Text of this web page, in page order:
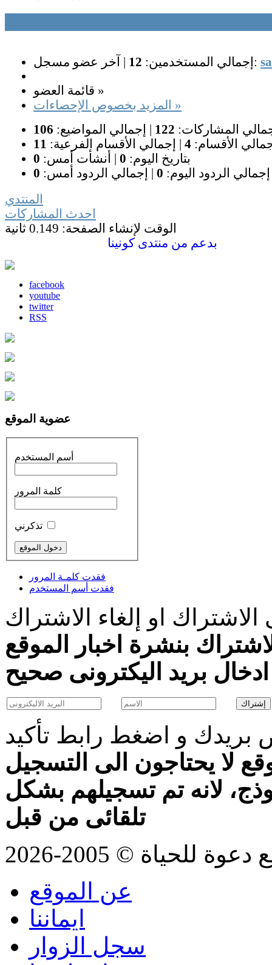
إجمالي المستخدمين: 12 آخر عضو مسجل:
قائمة العضو »
المزيد بخصوص الإحصاءات »
المشاركات: 122 إجمالي المواضيع: 106
الأقسام: 4 إجمالي الأقسام الفرعية: 11
بتاريخ اليوم: 0 أنشأت أمس: 0
إجمالي الردود اليوم: 0 إجمالي الردود أمس: 0
المنتدي
احدث المشاركات
الوقت لإنشاء الصفحة: 0.149 ثانية
بدعم من منتدى كونينا
facebook
youtube
twitter
RSS
عضوية الموقع
أسم المستخدم
كلمة المرور
فقدت كلمـة المرور
فقدت أسم المستخدم
او إلغاء الاشتراك
بنشرة اخبار الموقع
و اضغط رابط تأكيد
لا يحتاجون الى التسجيل
لانه تم تسجيلهم بشكل
تلقائى من قبل
© 2005-2026
عن الموقع
ايماننا
سجل الزوار